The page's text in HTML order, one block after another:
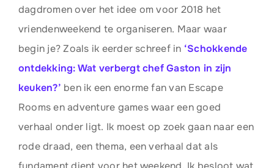
dagdromen over het idee om voor 2018 het
vriendenweekend te organiseren. Maar waar
begin je? Zoals ik eerder schreef in ‘Schokkende
ontdekking: Wat verbergt chef Gaston in zijn
keuken?’ ben ik een enorme fan van Escape
Rooms en adventure games waar een goed
verhaal onder ligt. Ik moest op zoek gaan naar een
rode draad, een thema, een verhaal dat als